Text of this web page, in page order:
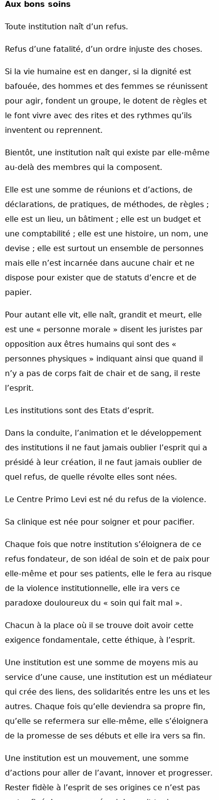
Aux bons soins
Toute institution naît d’un refus.
Refus d’une fatalité, d’un ordre injuste des choses.
Si la vie humaine est en danger, si la dignité est
bafouée, des hommes et des femmes se réunissent
pour agir, fondent un groupe, le dotent de règles et
le font vivre avec des rites et des rythmes qu’ils
inventent ou reprennent.
Bientôt, une institution naît qui existe par elle-même
au-delà des membres qui la composent.
Elle est une somme de réunions et d’actions, de
déclarations, de pratiques, de méthodes, de règles ;
elle est un lieu, un bâtiment ; elle est un budget et
une comptabilité ; elle est une histoire, un nom, une
devise ; elle est surtout un ensemble de personnes
mais elle n’est incarnée dans aucune chair et ne
dispose pour exister que de statuts d’encre et de
papier.
Pour autant elle vit, elle naît, grandit et meurt, elle
est une « personne morale » disent les juristes par
opposition aux êtres humains qui sont des «
personnes physiques » indiquant ainsi que quand il
n’y a pas de corps fait de chair et de sang, il reste
l’esprit.
Les institutions sont des Etats d’esprit.
Dans la conduite, l’animation et le développement
des institutions il ne faut jamais oublier l’esprit qui a
présidé à leur création, il ne faut jamais oublier de
quel refus, de quelle révolte elles sont nées.
Le Centre Primo Levi est né du refus de la violence.
Sa clinique est née pour soigner et pour pacifier.
Chaque fois que notre institution s’éloignera de ce
refus fondateur, de son idéal de soin et de paix pour
elle-même et pour ses patients, elle le fera au risque
de la violence institutionnelle, elle ira vers ce
paradoxe douloureux du « soin qui fait mal ».
Chacun à la place où il se trouve doit avoir cette
exigence fondamentale, cette éthique, à l’esprit.
Une institution est une somme de moyens mis au
service d’une cause, une institution est un médiateur
qui crée des liens, des solidarités entre les uns et les
autres. Chaque fois qu’elle deviendra sa propre fin,
qu’elle se refermera sur elle-même, elle s’éloignera
de la promesse de ses débuts et elle ira vers sa fin.
Une institution est un mouvement, une somme
d’actions pour aller de l’avant, innover et progresser.
Rester fidèle à l’esprit de ses origines ce n’est pas